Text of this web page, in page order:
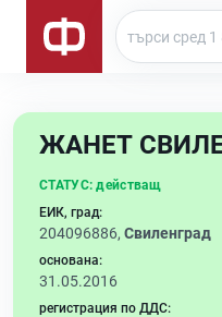
ЖАНЕТ
СТАТУС: действащ
ЕИК, град:
204096886, Свиленград
основана:
31.05.2016
регистрация по ДДС: